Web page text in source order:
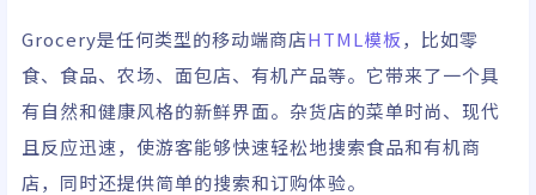
Grocery是任何类型的移动端商店HTML模板，比如零
食、食品、农场、面包店、有机产品等。它带来了一个具
有自然和健康风格的新鲜界面。杂货店的菜单时尚、现代
且反应迅速，使游客能够快速轻松地搜索食品和有机商
店，同时还提供简单的搜索和订购体验。